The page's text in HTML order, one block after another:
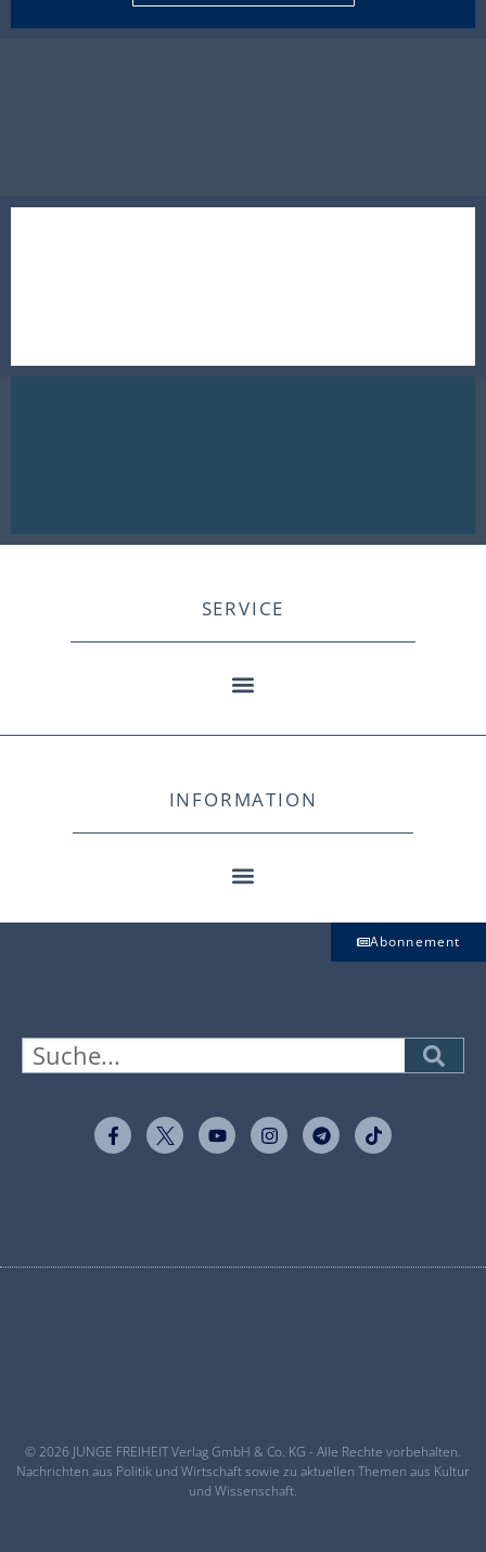
SERVICE
INFORMATION
Abonnement
© 2026 JUNGE FREIHEIT Verlag GmbH & Co. KG - Alle Rechte vorbehalten.
Nachrichten aus Politik und Wirtschaft sowie zu aktuellen Themen aus Kultur
und Wissenschaft.